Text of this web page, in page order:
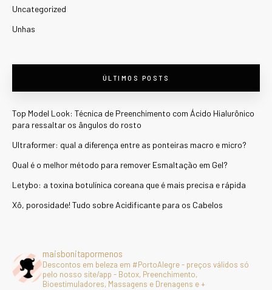
Uncategorized
Unhas
ÚLTIMOS POSTS
Top Model Look: Técnica de Preenchimento com Ácido Hialurônico
para ressaltar os ângulos do rosto
Ultraformer: qual a diferença entre as ponteiras macro e micro?
Qual é o melhor método para remover Esmaltação em Gel?
Letybo: a toxina botulínica coreana que é mais precisa e rápida
Xô, porosidade! Tudo sobre Acidificante para os Cabelos
maisbonitapormenos
Descontos em beleza em #PortoAlegre - preços válidos só
pelo nosso site/app - Botox, Preenchimento,
Bioestimuladores, Massagens e Drenagens e +